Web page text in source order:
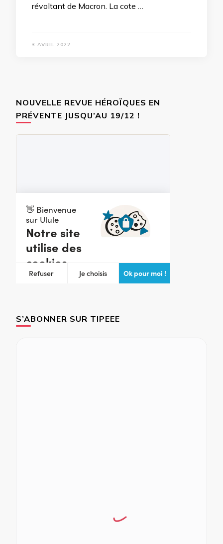
révoltant de Macron. La cote …
3 AVRIL 2022
NOUVELLE REVUE HÉROÏQUES EN
PRÉVENTE JUSQU’AU 19/12 !
S’ABONNER SUR TIPEEE